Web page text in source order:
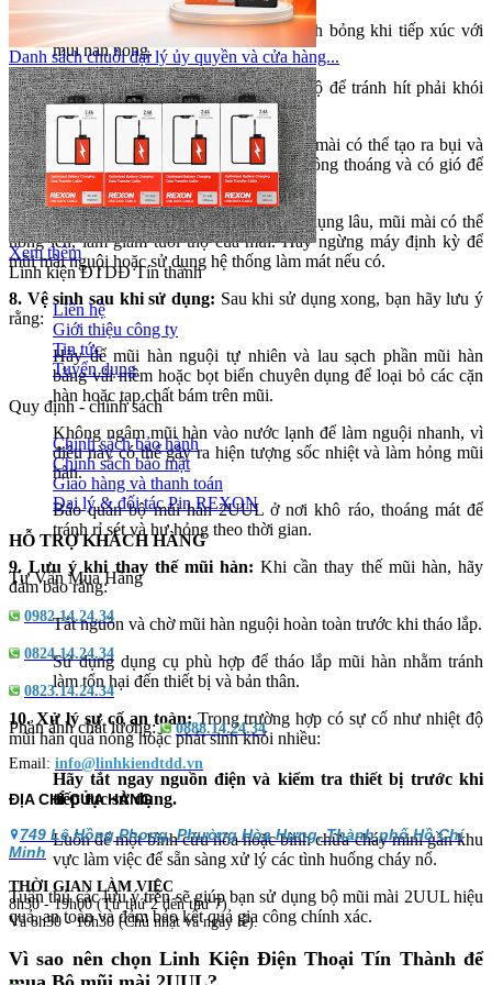
Sử dụng găng tay cách nhiệt để tránh bỏng khi tiếp xúc với
mũi hàn nóng.
Mang khẩu trang hoặc mặt nạ bảo hộ để tránh hít phải khói
hàn và bụi.
6. Làm việc ở nơi thoáng mát:
Quá trình mài có thể tạo ra bụi và
nhiệt, do đó nên làm việc trong khu vực thông thoáng và có gió để
tránh tích tụ bụi và nhiệt độ quá cao.
7. Làm mát mũi mài:Trong quá trình sử dụng lâu, mũi mài có thể
nóng lên, làm giảm tuổi thọ của mũi. Hãy ngừng máy định kỳ để
mũi mài nguội hoặc sử dụng hệ thống làm mát nếu có.
8. Vệ sinh sau khi sử dụng: Sau khi sử dụng xong, bạn hãy lưu ý
rằng:
Hãy để mũi hàn nguội tự nhiên và lau sạch phần mũi hàn
bằng vải mềm hoặc bọt biển chuyên dụng để loại bỏ các cặn
hàn hoặc tạp chất bám trên mũi.
Không ngâm mũi hàn vào nước lạnh để làm nguội nhanh, vì
điều này có thể gây ra hiện tượng sốc nhiệt và làm hỏng mũi
hàn.
Bảo quản bộ mũi hàn 2UUL ở nơi khô ráo, thoáng mát để
tránh rỉ sét và hư hỏng theo thời gian.
9. Lưu ý khi thay thế mũi hàn: Khi cần thay thế mũi hàn, hãy
đảm bảo rằng:
Tắt nguồn và chờ mũi hàn nguội hoàn toàn trước khi tháo lắp.
Sử dụng dụng cụ phù hợp để tháo lắp mũi hàn nhằm tránh
làm tổn hại đến thiết bị và bản thân.
10. Xử lý sự cố an toàn:Trong trường hợp có sự cố như nhiệt độ
mũi hàn quá nóng hoặc phát sinh khói nhiều:
Hãy tắt ngay nguồn điện và kiểm tra thiết bị trước khi
tiếp tục sử dụng.
Luôn để một bình cứu hỏa hoặc bình chữa cháy mini gần khu
vực làm việc để sẵn sàng xử lý các tình huống cháy nổ.
Tuân thủ các lưu ý trên sẽ giúp bạn sử dụng bộ mũi mài 2UUL hiệu
quả, an toàn và đảm bảo kết quả gia công chính xác.
Vì sao nên chọn Linh Kiện Điện Thoại Tín Thành để
Danh sách chuỗi đại lý ủy quyền và cửa hàng...
Xem thêm
Linh kiện ĐTDĐ Tín thành
Liên hệ
Giới thiệu công ty
Tin tức
Tuyển dụng
Quy định - chính sách
Chính sách bảo hành
Chính sách bảo mật
Giao hàng và thanh toán
Đại lý & đối tác Pin REXON
HỖ TRỢ KHÁCH HÀNG
Tư Vấn Mua Hàng
0982.14.24.34
0824.14.24.34
0823.14.24.34
Phản ánh chất lượng: 0888.14.24.34
Email: info@linhkiendtdd.vn
ĐỊA CHỈ CỬA HÀNG
749 Lê Hồng Phong, Phường Hòa Hưng, Thành phố Hồ Chí
Minh
THỜI GIAN LÀM VIỆC
8h30 - 19h00 (Từ thứ 2 đến thứ 7)
Và 8h30 - 16h30 (Chủ nhật và ngày lễ).